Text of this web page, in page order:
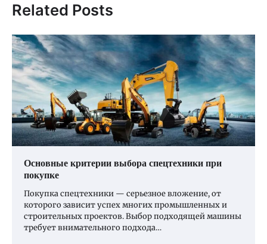
Related Posts
Основные критерии выбора спецтехники при
покупке
Покупка спецтехники — серьезное вложение, от
которого зависит успех многих промышленных и
строительных проектов. Выбор подходящей машины
требует внимательного подхода…